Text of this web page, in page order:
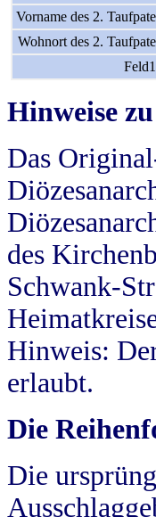
Vorname des 2.
Wohnort des 2.
Hinweise
Das
des
Schwank-
Hinweis:
erlaubt.
Die
Die